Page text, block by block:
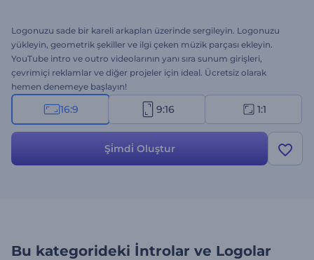
Logonuzu sade bir kareli arkaplan üzerinde sergileyin. Logonuzu
yükleyin, geometrik şekiller ve ilgi çeken müzik parçası ekleyin.
YouTube intro ve outro videolarının yanı sıra sunum girişleri,
çevrimiçi reklamlar ve diğer projeler için ideal. Ücretsiz olarak
hemen denemeye başlayın!
16:9 9:16 1:1
Şi̇mdi̇ Oluştur
Bu kategorideki İntrolar ve Logolar